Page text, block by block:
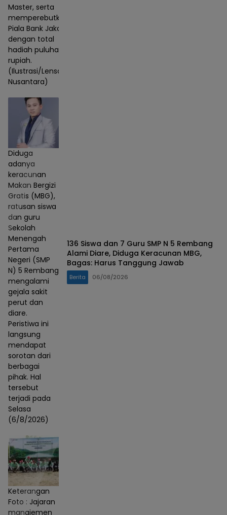
Master, serta
memperebutkan
Piala Bank Jakarta
dengan total
hadiah puluhan juta
rupiah.
(Ilustrasi/Lensa
Nusantara)
Diduga
adanya
keracunan
Makan Bergizi
Gratis (MBG),
ratusan siswa
dan guru
Sekolah
Menengah
Pertama
Negeri (SMP
N) 5 Rembang
mengalami
gejala sakit
perut dan
diare.
Peristiwa ini
langsung
mendapat
sorotan dari
berbagai
pihak. Hal
tersebut
terjadi pada
Selasa
(6/8/2026)
136 Siswa dan 7 Guru SMP N 5 Rembang
Alami Diare, Diduga Keracunan MBG,
Bagas: Harus Tanggung Jawab
Berita 06/08/2026
Keterangan
Foto : Jajaran
manajemen